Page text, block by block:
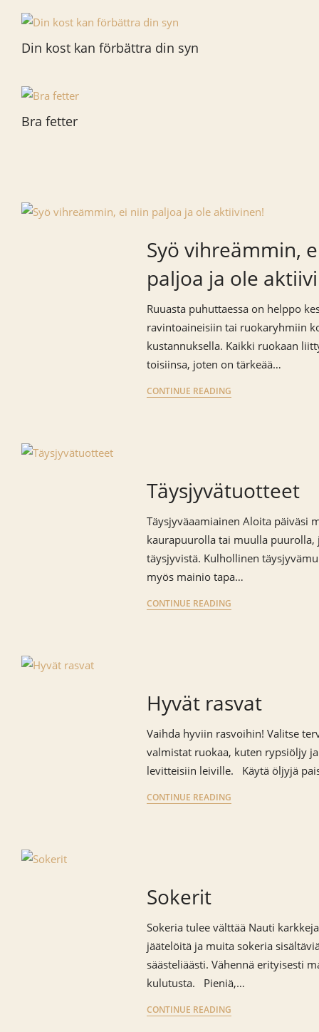
Din kost kan förbättra din syn
Bra fetter
Syö vihreämmin,
paljoa ja ole
Ruuasta puhuttaessa on helppo
ravintoaineisiin tai ruokaryhmiin
kustannuksella. Kaikki ruokaan
toisiinsa, joten on tärkeää…
CONTINUE READING
Täysjyvätuotteet
Täysjyväaamiainen Aloita päiväsi
kaurapuurolla tai muulla
täysjyvistä. Kulhollinen
myös mainio tapa…
CONTINUE READING
Hyvät rasvat
Vaihda hyviin rasvoihin! Valitse
valmistat ruokaa, kuten rypsiöljy
levitteisiin leiville. Käytä öljyjä
CONTINUE READING
Sokerit
Sokeria tulee välttää Nauti
jäätelöitä ja muita sokeria
säästeliäästi. Vähennä erityisesti
kulutusta. Pieniä,…
CONTINUE READING